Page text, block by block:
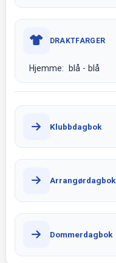
DRAKTFARGER
Hjemme: blå - blå
Klubbdagbok
Arrangørdagbok
Dommerdagbok